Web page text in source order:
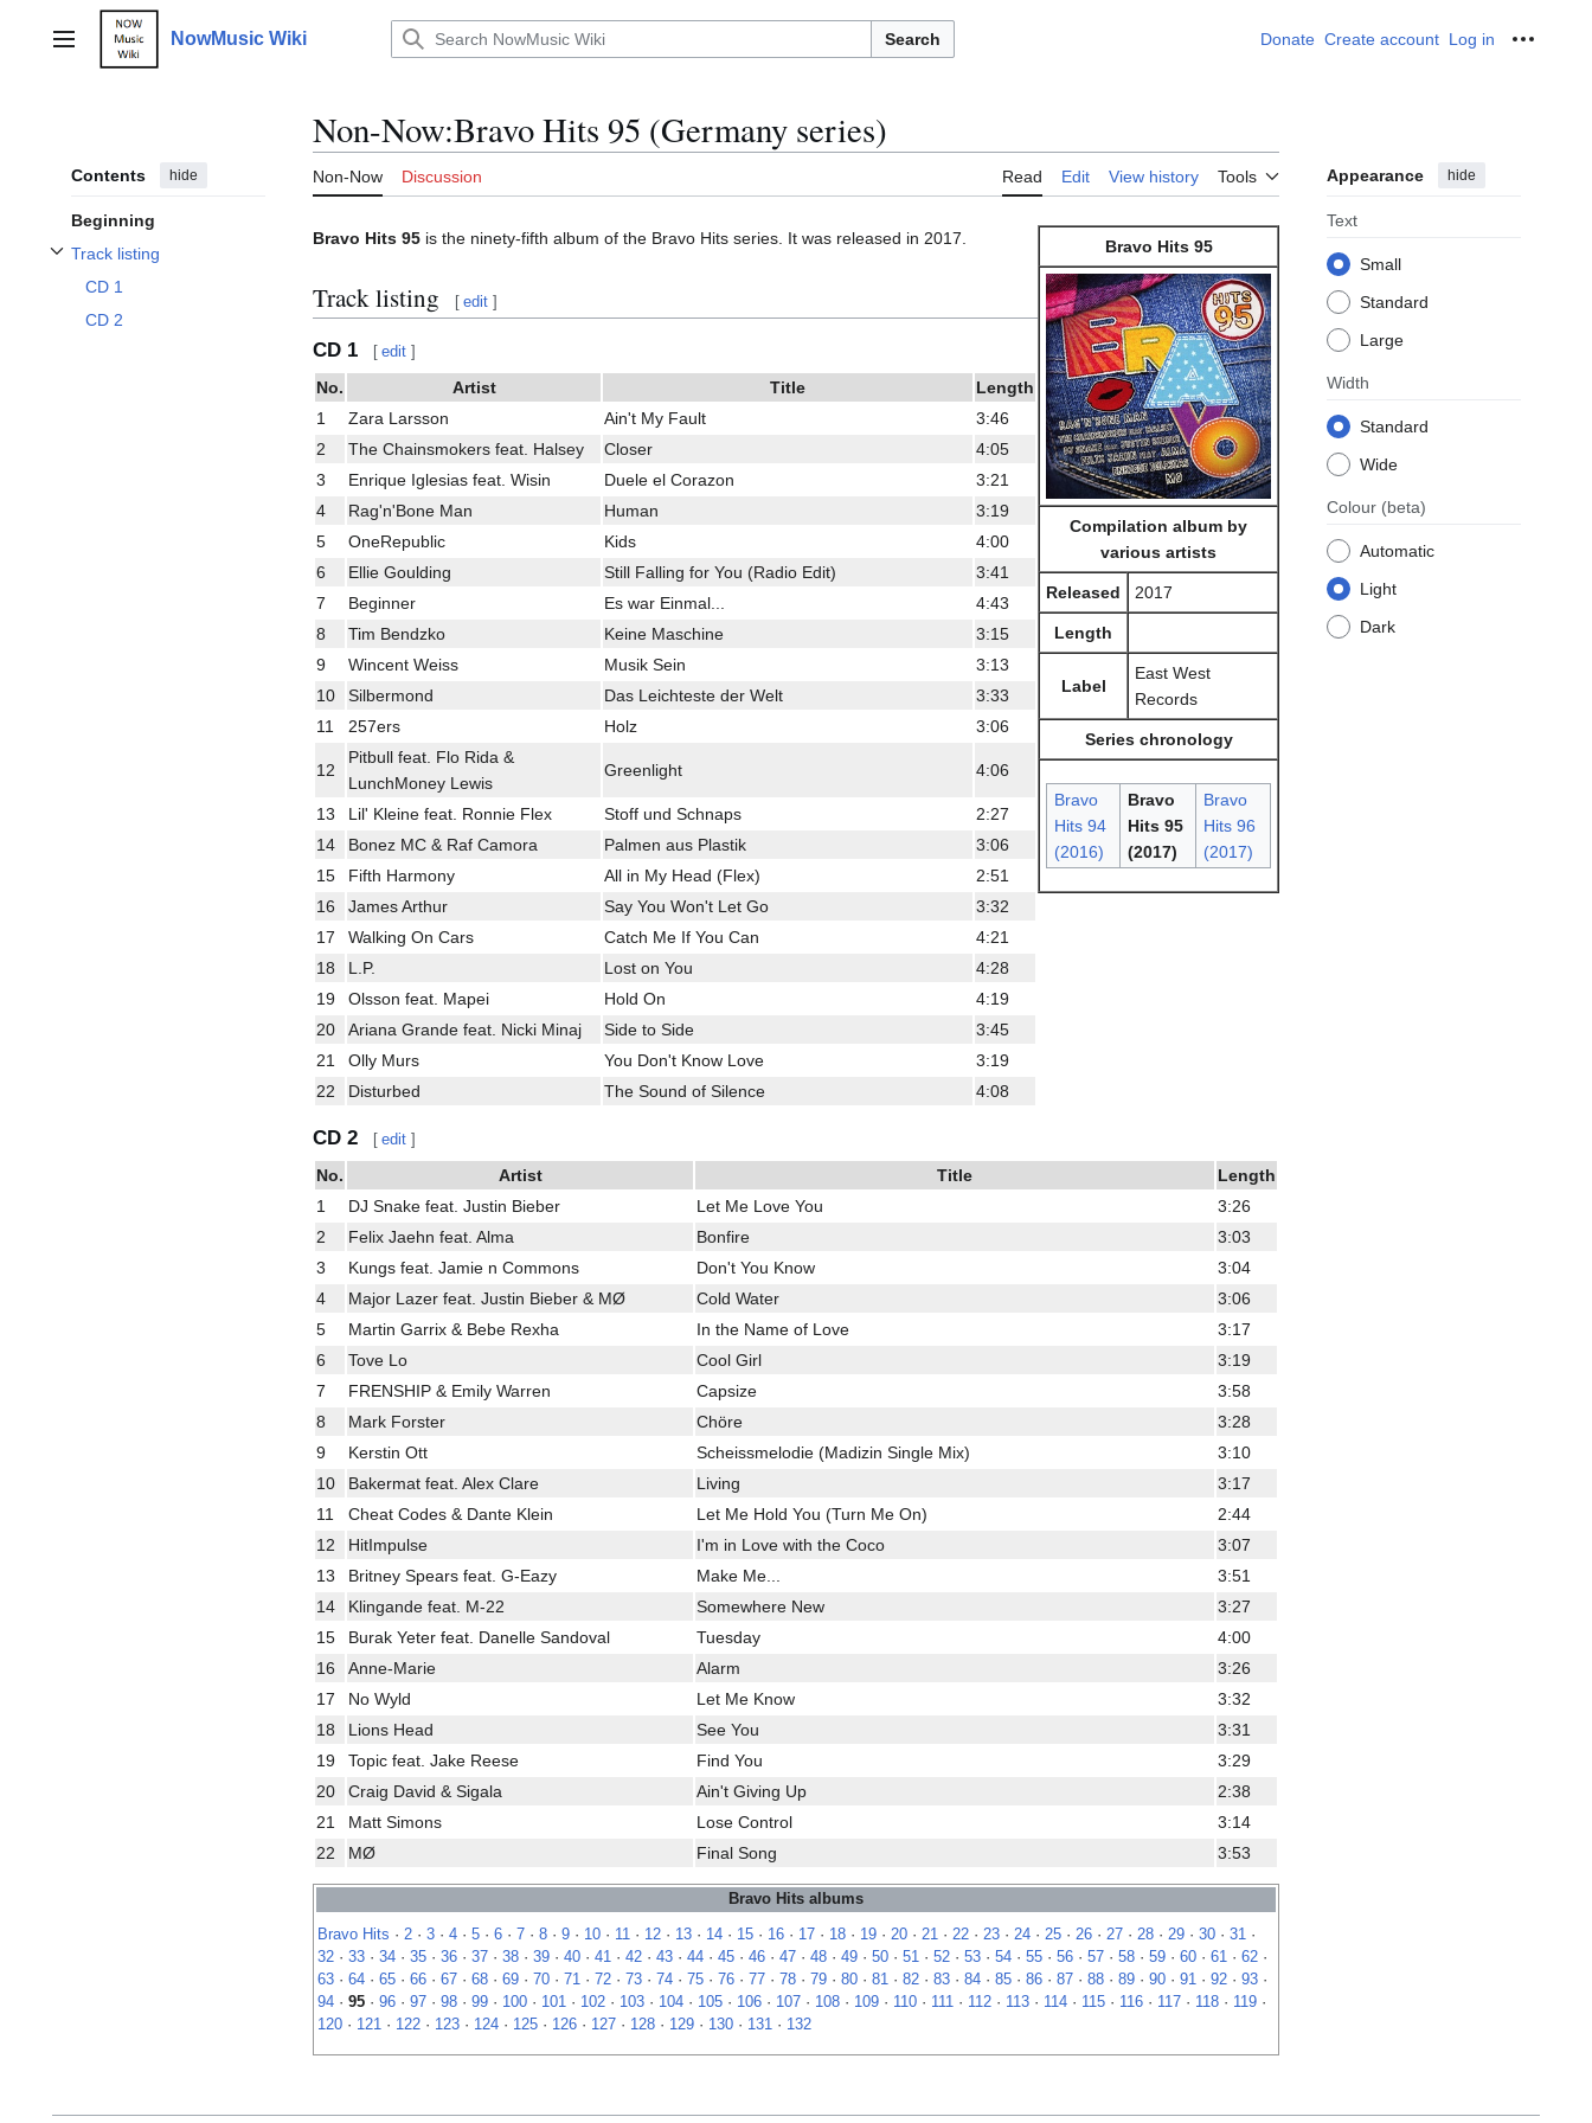
contentMain menu NowMusic Wiki Search Donate Create account Log in
Contents hide
Beginning
Track listing
Toggle Track listing subsection
CD 1
CD 2
Non-Now:Bravo Hits 95 (Germany series)
Non-Now Discussion Read Edit View history Tools Appearance hide
Text
Small
Standard
Large
Width
Standard
Wide
Colour (beta)
Automatic
Light
Dark
Bravo Hits 95
Compilation album by
various artists
Released 2017
Length
Label
East West
Records
Series chronology
Bravo
Hits 94
(2016)
Bravo
Hits 95
(2017)
Bravo
Hits 96
(2017)
Bravo Hits 95 is the ninety-fifth album of the Bravo Hits series. It was released in 2017.
Track listing [ edit ]
CD 1 [ edit ]
No. Artist Title
Length
1
Zara Larsson Ain't My Fault
3:46
2
The Chainsmokers feat. Halsey Closer
4:05
3
Enrique Iglesias feat. Wisin Duele el Corazon
3:21
4
Rag'n'Bone Man Human
3:19
5
OneRepublic Kids
4:00
6
Ellie Goulding Still Falling for You (Radio Edit)
3:41
7
Beginner Es war Einmal...
4:43
8
Tim Bendzko Keine Maschine
3:15
9
Wincent Weiss Musik Sein
3:13
10
Silbermond Das Leichteste der Welt
3:33
11
257ers Holz 3:06
12
Pitbull feat. Flo Rida &
LunchMoney Lewis
Greenlight 4:06
13 Lil' Kleine feat. Ronnie Flex Stoff und Schnaps
2:27
14
Bonez MC & Raf Camora Palmen aus Plastik
3:06
15
Fifth Harmony All in My Head (Flex)
2:51
16
James Arthur Say You Won't Let Go
3:32
17
Walking On Cars Catch Me If You Can
4:21
18
L.P. Lost on You
4:28
19
Olsson feat. Mapei Hold On
4:19
20
Ariana Grande feat. Nicki Minaj Side to Side
3:45
21
Olly Murs You Don't Know Love
3:19
22
Disturbed The Sound of Silence 4:08
CD 2 [ edit ]
No. Artist Title
Length
1
DJ Snake feat. Justin Bieber Let Me Love You
3:26
2
Felix Jaehn feat. Alma Bonfire
3:03
3
Kungs feat. Jamie n Commons Don't You Know
3:04
4
Major Lazer feat. Justin Bieber & MØ Cold Water
3:06
5
Martin Garrix & Bebe Rexha In the Name of Love
3:17
6
Tove Lo Cool Girl
3:19
7
FRENSHIP & Emily Warren Capsize
3:58
8
Mark Forster Chöre
3:28
9
Kerstin Ott Scheissmelodie (Madizin Single Mix)
3:10
10
Bakermat feat. Alex Clare Living
3:17
11
Cheat Codes & Dante Klein Let Me Hold You (Turn Me On)
2:44
12
HitImpulse I'm in Love with the Coco
3:07
13
Britney Spears feat. G-Eazy Make Me...
3:51
14
Klingande feat. M-22 Somewhere New
3:27
15
Burak Yeter feat. Danelle Sandoval Tuesday
4:00
16
Anne-Marie Alarm
3:26
17
No Wyld Let Me Know
3:32
18
Lions Head See You
3:31
19
Topic feat. Jake Reese Find You
3:29
20
Craig David & Sigala Ain't Giving Up
2:38
21
Matt Simons Lose Control
3:14
22
MØ Final Song 3:53
Bravo Hits albums
Bravo Hits · 2 · 3 · 4 · 5 · 6 · 7 · 8 · 9 · 10 · 11 · 12 · 13 · 14 · 15 · 16 · 17 · 18 · 19 · 20 · 21 · 22 · 23 · 24 · 25 · 26 · 27 · 28 · 29 · 30 · 31 ·
32 · 33 · 34 · 35 · 36 · 37 · 38 · 39 · 40 · 41 · 42 · 43 · 44 · 45 · 46 · 47 · 48 · 49 · 50 · 51 · 52 · 53 · 54 · 55 · 56 · 57 · 58 · 59 · 60 · 61 · 62 ·
63 · 64 · 65 · 66 · 67 · 68 · 69 · 70 · 71 · 72 · 73 · 74 · 75 · 76 · 77 · 78 · 79 · 80 · 81 · 82 · 83 · 84 · 85 · 86 · 87 · 88 · 89 · 90 · 91 · 92 · 93 ·
94 · 95 · 96 · 97 · 98 · 99 · 100 · 101 · 102 · 103 · 104 · 105 · 106 · 107 · 108 · 109 · 110 · 111 · 112 · 113 · 114 · 115 · 116 · 117 · 118 · 119 ·
120 · 121 · 122 · 123 · 124 · 125 · 126 · 127 · 128 · 129 · 130 · 131 · 132